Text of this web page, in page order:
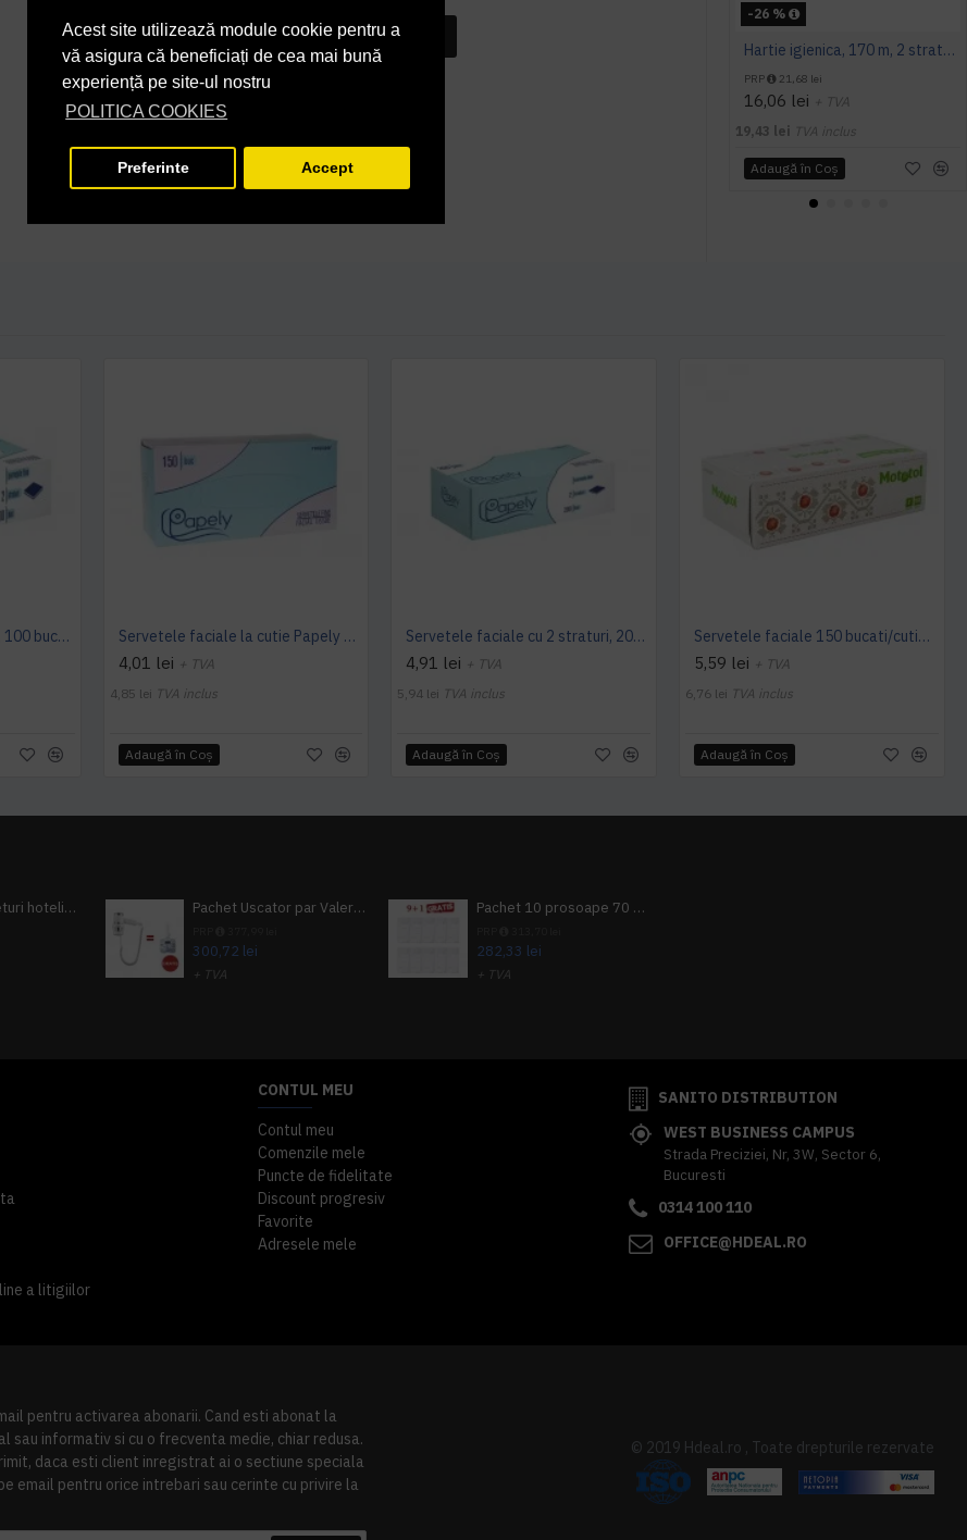
Acest site utilizează module cookie pentru a
vă asigura că beneficiați de cea mai bună
experiență pe site-ul nostru
POLITICA COOKIES
Preferinte Accept
INTREABA DESPRE ACEST PRODUS
-26 %
Hartie igienica, 170 m, 2 straturi, Tork
PRP 21,68 lei
16,06 lei + TVA
19,43 lei TVA inclus
Adaugă în Coş
Servetele faciale Papely, 100 bucati/cutie Servetele faciale la cutie Papely 150 bucati/cutie
4,01 lei + TVA
4,85 lei TVA inclus
Adaugă în Coş
Servetele faciale cu 2 straturi, 200 bucati/cutie, Papely
4,91 lei + TVA
5,94 lei TVA inclus
Adaugă în Coş
Servetele faciale 150 bucati/cutie, Mototol, 2 straturi
5,59 lei + TVA
6,76 lei TVA inclus
Adaugă în Coş
Pachet 100 seturi hoteliere, set dentar, set barbierit, casca de dus, pila unghii, set cusut Pachet Uscator par Valera Action Super Plus + GRATUIT Sampon si gel de dus Tork
300,72 lei
+ TVA
Pachet 10 prosoape 70 x 140cm 9 + 1 gratuit
282,33 lei
+ TVA
a litigiilor
CONTUL MEU
Contul meu
Comenzile mele
Puncte de fidelitate
Discount progresiv
Favorite
Adresele mele
SANITO DISTRIBUTION
WEST BUSINESS CAMPUS
Strada Preciziei, Nr, 3W, Sector 6,
Bucuresti
0314 100 110
OFFICE@HDEAL.RO
pentru activarea abonarii. Cand esti abonat la
informativ si cu o frecventa medie, chiar redusa.
daca esti client inregistrat ai o sectiune speciala
email pentru orice intrebari sau cerinte cu privire la
© 2019 Hdeal.ro , Toate drepturile rezervate